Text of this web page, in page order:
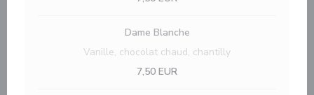
Dame Blanche
Vanille, chocolat chaud, chantilly
7,50 EUR